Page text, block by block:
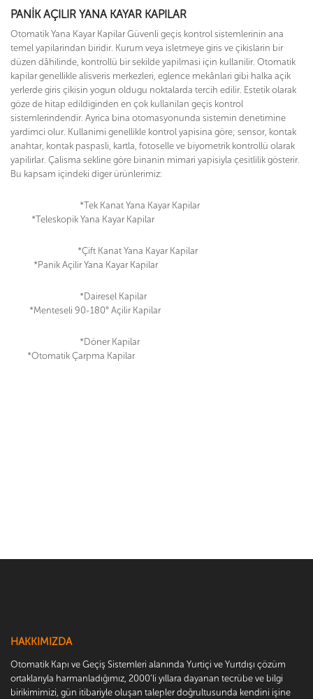
PANIK AÇILIR YANA KAYAR KAPILAR
Otomatik Yana Kayar Kapilar Güvenli geçis kontrol sistemlerinin ana
temel yapilarindan biridir. Kurum veya isletmeye giris ve çikislarin bir
düzen dâhilinde, kontrollü bir sekilde yapilmasi için kullanilir. Otomatik
kapilar genellikle alisveris merkezleri, eglence mekânlari gibi halka açik
yerlerde giris çikisin yogun oldugu noktalarda tercih edilir. Estetik olarak
göze de hitap edildiginden en çok kullanilan geçis kontrol
sistemlerindendir. Ayrica bina otomasyonunda sistemin denetimine
yardimci olur. Kullanimi genellikle kontrol yapisina göre; sensor, kontak
anahtar, kontak paspasli, kartla, fotoselle ve biyometrik kontrollü olarak
yapilirlar. Çalisma sekline göre binanin mimari yapisiyla çesitlilik gösterir.
Bu kapsam içindeki diger ürünlerimiz:
*Tek Kanat Yana Kayar Kapilar
*Teleskopik Yana Kayar Kapilar
*Çift Kanat Yana Kayar Kapilar
*Panik Açilir Yana Kayar Kapilar
*Dairesel Kapilar
*Menteseli 90-180° Açilir Kapilar
*Döner Kapilar
*Otomatik Çarpma Kapilar
HAKKIMIZDA
Otomatik Kapı ve Geçiş Sistemleri alanında Yurtiçi ve Yurtdışı çözüm
ortaklarıyla harmanladığımız, 2000’li yıllara dayanan tecrübe ve bilgi
birikimimizi, gün itibariyle oluşan talepler doğrultusunda kendini işine